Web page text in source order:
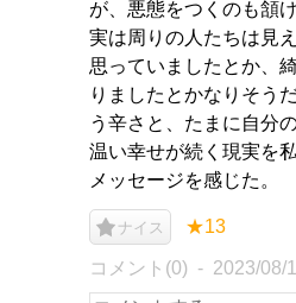
が、悪態をつくのも頷
実は周りの人たちは見
思っていましたとか、
りましたとかなりそう
う辛さと、たまに自分
温い幸せが続く現実を
メッセージを感じた。
ナイス ★13
コメント(0) 2023/08/